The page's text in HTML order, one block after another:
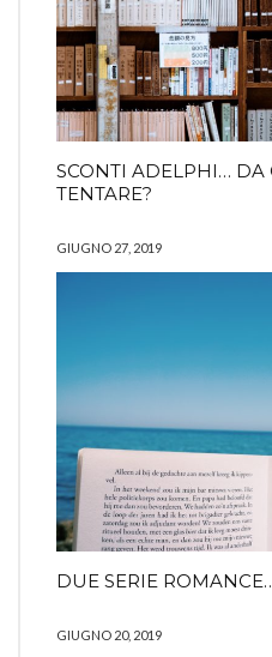
SCONTI ADELPHI… DA
TENTARE?
GIUGNO 27, 2019
DUE SERIE
GIUGNO 20, 2019